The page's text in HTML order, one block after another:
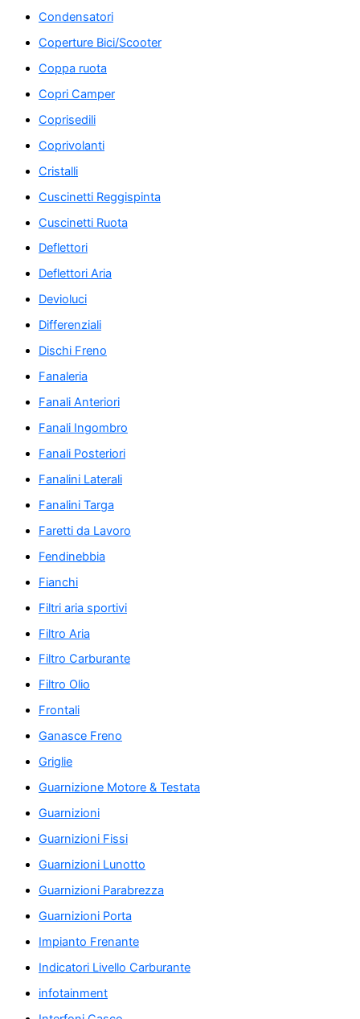
Condensatori
Coperture Bici/Scooter
Coppa ruota
Copri Camper
Coprisedili
Coprivolanti
Cristalli
Cuscinetti Reggispinta
Cuscinetti Ruota
Deflettori
Deflettori Aria
Devioluci
Differenziali
Dischi Freno
Fanaleria
Fanali Anteriori
Fanali Ingombro
Fanali Posteriori
Fanalini Laterali
Fanalini Targa
Faretti da Lavoro
Fendinebbia
Fianchi
Filtri aria sportivi
Filtro Aria
Filtro Carburante
Filtro Olio
Frontali
Ganasce Freno
Griglie
Guarnizione Motore & Testata
Guarnizioni
Guarnizioni Fissi
Guarnizioni Lunotto
Guarnizioni Parabrezza
Guarnizioni Porta
Impianto Frenante
Indicatori Livello Carburante
infotainment